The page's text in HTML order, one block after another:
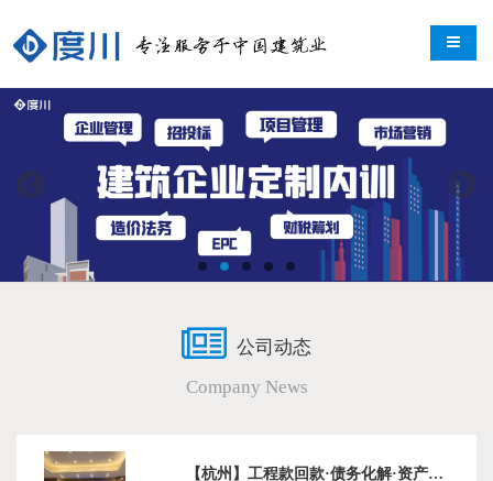
导航
公司动态
Company News
【杭州】工程款回款·债务化解·资产盘活破局实战沙龙在杭州成功举办